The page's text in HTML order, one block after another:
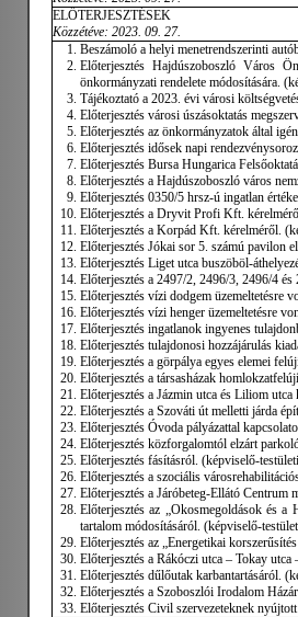
ELŐTERJESZTÉSEK
Közzétéve: 2023. 09. 27.
Beszámoló a helyi menetrendszerinti
Előterjesztés Hajdúszoboszló Város
önkormányzati rendelete módosítására.
Tájékoztató a 2023. évi városi
Előterjesztés városi úszásoktatás
Előterjesztés az önkormányzatok által
Előterjesztés idősek napi
Előterjesztés Bursa Hungarica
Előterjesztés a Hajdúszoboszló város
Előterjesztés 0350/5 hrsz-ú ingatlan
Előterjesztés a Dryvit Profi Kft.
Előterjesztés a Korpád Kft. kérelméről.
Előterjesztés Jókai sor 5. számú pavilon
Előterjesztés Liget utca buszöböl-
Előterjesztés a 2497/2, 2496/3, 2496/4
Előterjesztés vízi dodgem üzemeltetésre
Előterjesztés vízi henger üzemeltetésre
Előterjesztés ingatlanok ingyenes
Előterjesztés tulajdonosi hozzájárulás
Előterjesztés a görpálya egyes elemei
Előterjesztés a társasházak
Előterjesztés a Jázmin utca és Liliom
Előterjesztés a Szováti út melletti járda
Előterjesztés Óvoda pályázattal
Előterjesztés közforgalomtól elzárt
Előterjesztés fásításról. (képviselő-
Előterjesztés a szociális
Előterjesztés a Járóbeteg-Ellátó
Előterjesztés az „Okosmegoldások és
tartalom módosításáról. (képviselő-
Előterjesztés az „Energetikai
Előterjesztés a Rákóczi utca – Tokay
Előterjesztés dűlőutak karbantartásáról.
Előterjesztés a Szoboszlói Irodalom
Előterjesztés Civil szervezeteknek